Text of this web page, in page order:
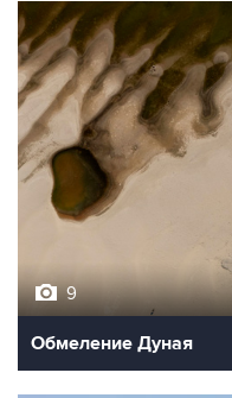
9
Обмеление Дуная